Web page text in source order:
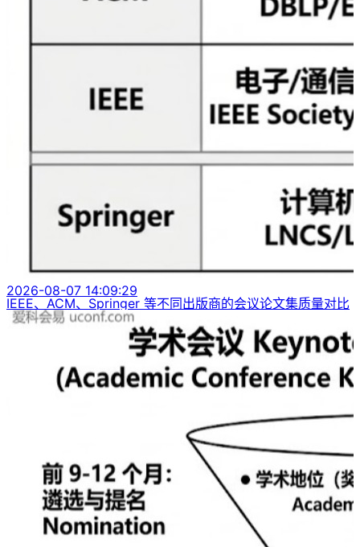
2026-08-07 14:09:29
IEEE、ACM、Springer 等不同出版商的会议论文集质量对比